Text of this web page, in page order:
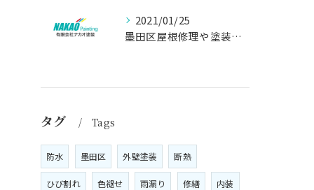
2021/01/25
墨田区屋根修理や塗装工事は、【人気のナカオ塗装へ！】
タグ Tags
防水 墨田区 外壁塗装 断熱
ひび割れ 色褪せ 雨漏り 修繕 内装